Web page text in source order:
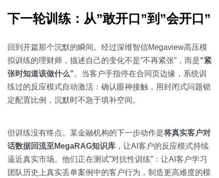
下一轮训练：从”敢开口”到”会开口”
回到开篇那个沉默的瞬间。经过深维智信Megaview高压模
拟训练的理财师，描述自己的变化不是”不再紧张”，而是“紧
张时知道该做什么”。当客户手指停在合同页边缘，系统训
练过的反应模式自动激活：确认眼神接触，用封闭式问题锁
定配置比例，沉默时不急于填补空间。
但训练没有终点。某金融机构的下一步动作是将真实客户对
话数据回流至MegaRAG知识库 ，让AI客户的反应模式持续
逼近真实市场。他们正在测试”对抗性训练”：让AI客户学习
团队历史上真实丢单案例中的客户行为，制造更高难度的模